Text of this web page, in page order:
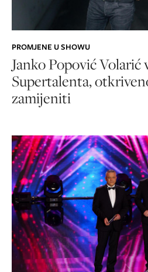
PROMJENE U SHOWU
Janko Popović Volarić
Supertalenta,
zamijeniti